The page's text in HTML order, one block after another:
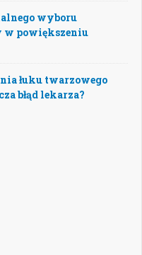
wyboru
w powiększeniu
łuku twarzowego
błąd lekarza?